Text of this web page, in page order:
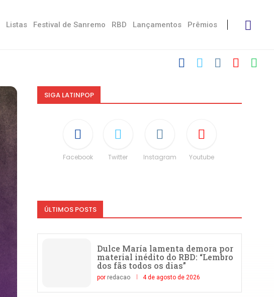
Listas Festival de Sanremo RBD Lançamentos Prêmios
SIGA LATINPOP
Facebook Twitter Instagram Youtube
ÚLTIMOS POSTS
Dulce María lamenta demora por
material inédito do RBD: “Lembro
dos fãs todos os dias”
por redacao 4 de agosto de 2026